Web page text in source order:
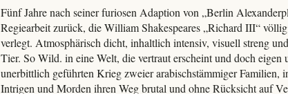
Fünf Jahre nach seiner furiosen Adaption von „Berlin
Regiearbeit zurück, die William Shakespeares „Richard III“
verlegt. Atmosphärisch dicht, inhaltlich intensiv, visuell streng
Tier. So Wild. in eine Welt, die vertraut erscheint und doch
unerbittlich geführten Krieg zweier arabischstämmiger Familien,
Intrigen und Morden ihren Weg brutal und ohne Rücksicht auf